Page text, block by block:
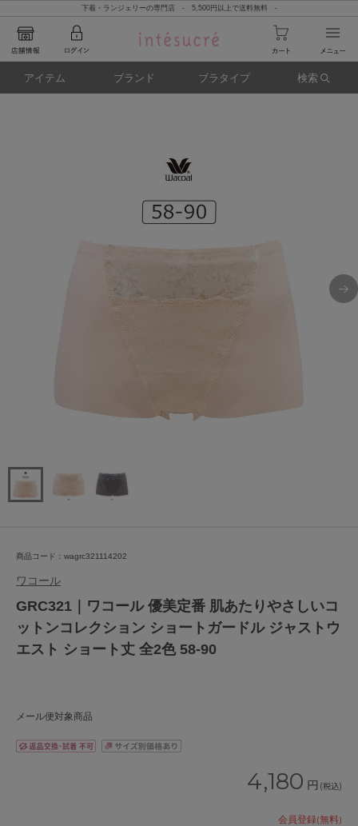
下着・ランジェリーの専門店 - 5,500円以上で送料無料 -
アイテム ブランド ブラタイプ 検索
商品コード：wagrc321114202
ワコール
GRC321｜ワコール 優美定番 肌あたりやさしいコ
ットンコレクション ショートガードル ジャストウ
エスト ショート丈 全2色 58-90
メール便対象商品
4,180 円 (税込)
会員登録(無料)